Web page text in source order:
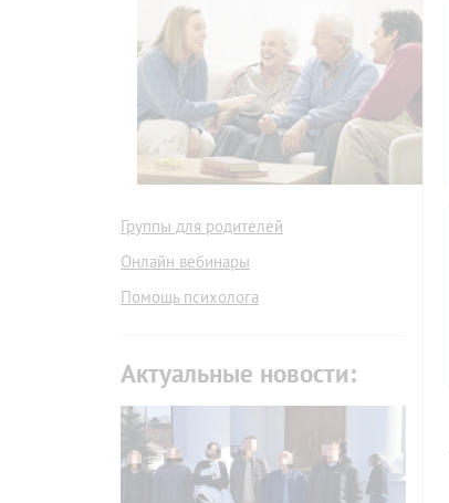
Группы для родителей
Онлайн вебинары
Помощь психолога
Актуальные новости: